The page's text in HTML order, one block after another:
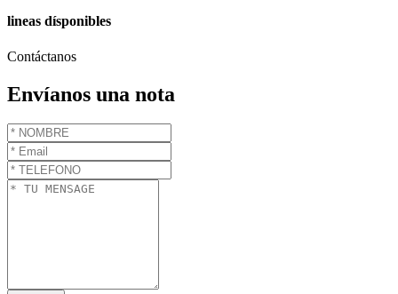
lineas dísponibles
Contáctanos
Envíanos una nota